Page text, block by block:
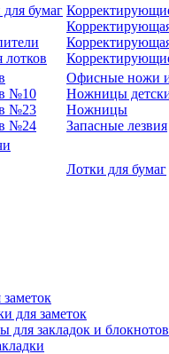
бумаг
№10
№23
№24
Офисные ножи
Ножницы
Ножницы
Запасные лезвия
Лотки для бумаг
для заметок
для закладок и блокнотов